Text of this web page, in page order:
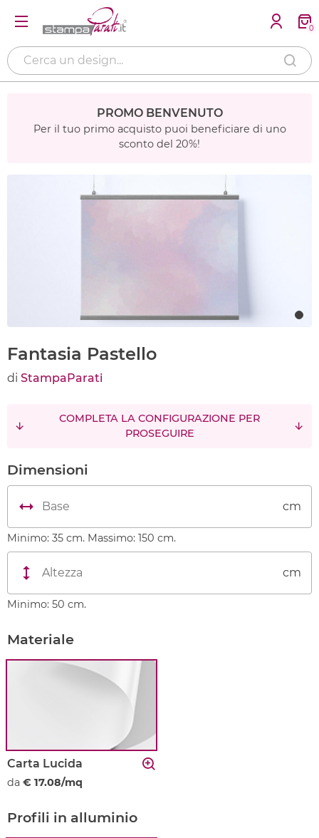
0
PROMO BENVENUTO
Per il tuo primo acquisto puoi beneficiare di uno
sconto del 20%!
Fantasia Pastello
di StampaParati
COMPLETA LA CONFIGURAZIONE PER
PROSEGUIRE
Dimensioni
cm
Minimo: 35 cm. Massimo: 150 cm.
cm
Minimo: 50 cm.
Materiale
Carta Lucida
da € 17.08/mq
Profili in alluminio